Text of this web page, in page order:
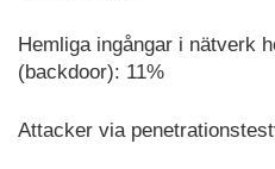
Hemliga ingångar i nätverk
(backdoor): 11%
Attacker via